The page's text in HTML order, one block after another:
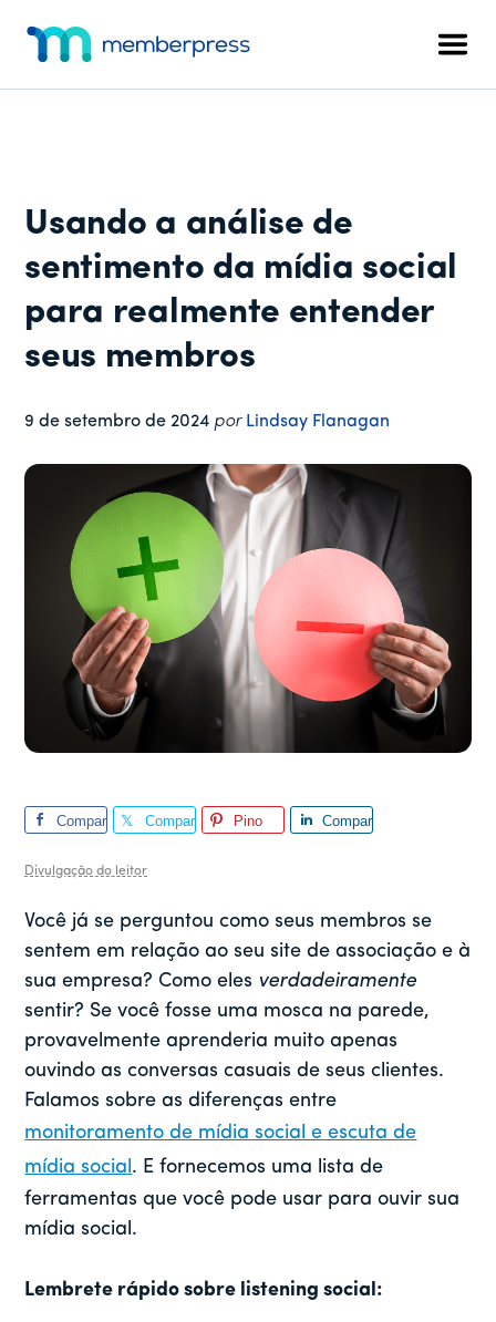
para
conteúdo
para
barra
para
rodapé
adicional
completo
para
Usando a análise de
sentimento da mídia social
para realmente entender
seus membros
9 de setembro de 2024 por Lindsay Flanagan
Compar
Compar
Pino
Compar
Divulgação do leitor
Você já se perguntou como seus membros se
sentem em relação ao seu site de associação e à
sua empresa? Como eles verdadeiramente
sentir? Se você fosse uma mosca na parede,
provavelmente aprenderia muito apenas
ouvindo as conversas casuais de seus clientes.
Falamos sobre as diferenças entre
monitoramento de mídia social e escuta de
mídia social. E fornecemos uma lista de
ferramentas que você pode usar para ouvir sua
mídia social.
Lembrete rápido sobre listening social: